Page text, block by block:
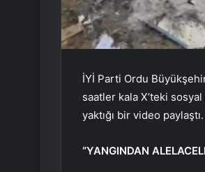
İYİ Parti Ordu
saatler kala X’teki
yaktığı bir video paylaştı.
“YANGINDAN